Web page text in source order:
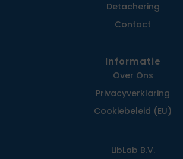
Detachering
Contact
Informatie
Over Ons
Privacy­verklaring
Cookiebeleid (EU)
LibLab B.V.